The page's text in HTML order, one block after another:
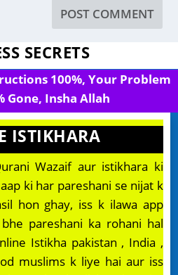
SECRETS
100%, Your Problem
Gone, Insha Allah
ISTIKHARA
Wazaif aur istikhara ki
ki har pareshani se nijat k
hon ghay, iss k ilawa app
pareshani ka rohani hal
Istikha pakistan , India ,
muslims k liye hai aur iss